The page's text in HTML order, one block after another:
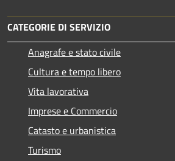
CATEGORIE DI SERVIZIO
Anagrafe e stato civile
Cultura e tempo libero
Vita lavorativa
Imprese e Commercio
Catasto e urbanistica
Turismo